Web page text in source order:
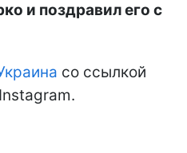
и поздравил его с
со ссылкой